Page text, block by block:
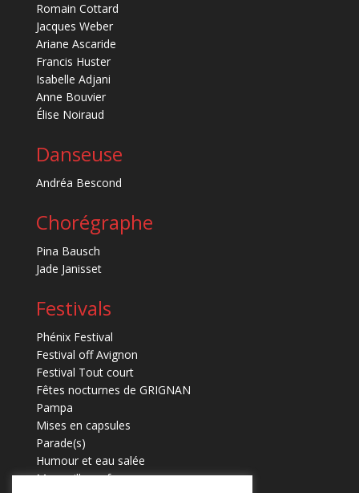
Romain Cottard
Jacques Weber
Ariane Ascaride
Francis Huster
Isabelle Adjani
Anne Bouvier
Élise Noiraud
Danseuse
Andréa Bescond
Chorégraphe
Pina Bausch
Jade Janisset
Festivals
Phénix Festival
Festival off Avignon
Festival Tout court
Fêtes nocturnes de GRIGNAN
Pampa
Mises en capsules
Parade(s)
Humour et eau salée
Marmaille en fugues